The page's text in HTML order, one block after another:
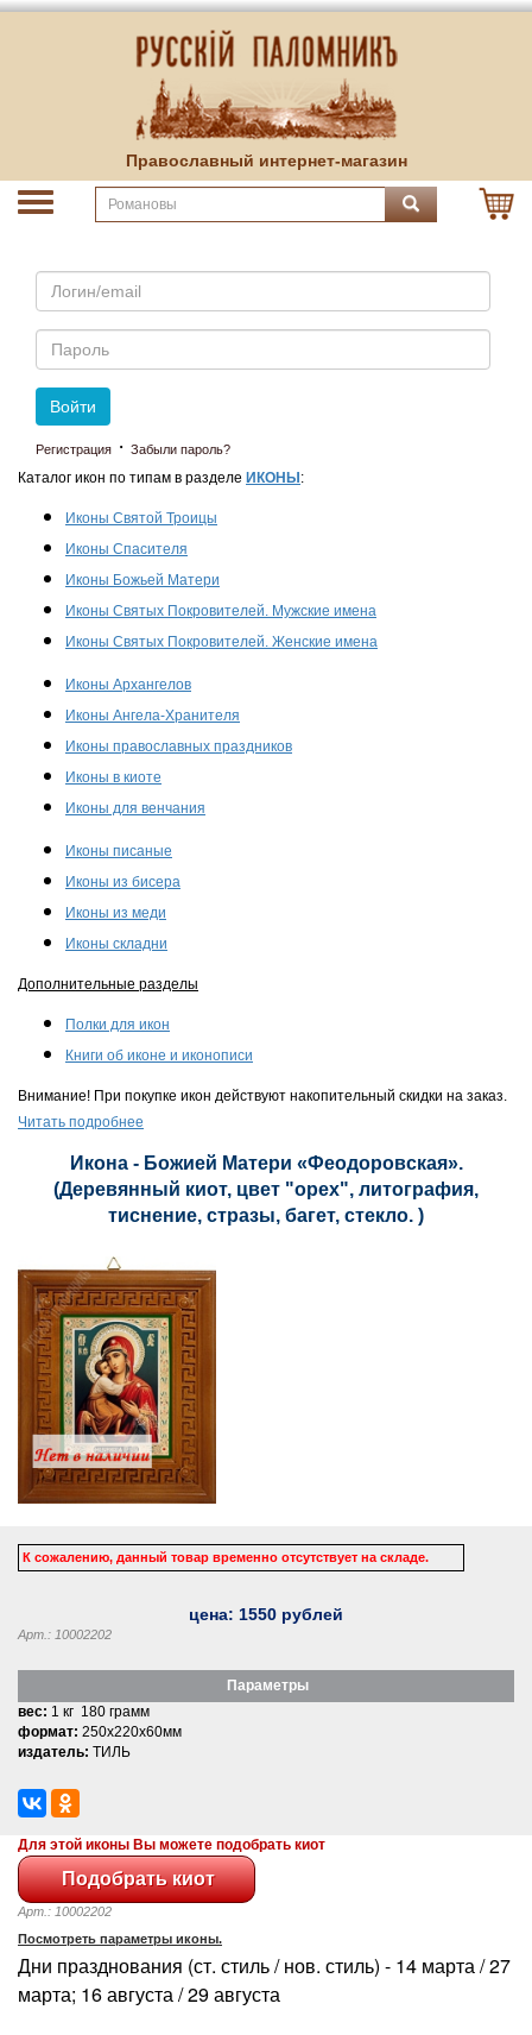
Православный интернет-магазин
Email
Пароль
Войти
Регистрация · Забыли пароль?
Каталог икон по типам в разделе ИКОНЫ :
Иконы Святой Троицы
Иконы Спасителя
Иконы Божьей Матери
Иконы Святых Покровителей. Мужские имена
Иконы Святых Покровителей. Женские имена
Иконы Архангелов
Иконы Ангела-Хранителя
Иконы православных праздников
Иконы в киоте
Иконы для венчания
Иконы писаные
Иконы из бисера
Иконы из меди
Иконы складни
Дополнительные разделы
Полки для икон
Книги об иконе и иконописи
Внимание! При покупке икон действуют накопительный скидки на заказ.
Читать подробнее
Икона - Божией Матери «Феодоровская».
(Деревянный киот, цвет "орех", литография,
тиснение, стразы, багет, стекло. )
К сожалению, данный товар временно отсутствует на складе.
цена: 1550 рублей
Арт.: 10002202
Параметры
вес: 1 кг 180 грамм
формат: 250x220x60мм
издатель: ТИЛЬ
Для этой иконы Вы можете подобрать киот
Арт.: 10002202
Посмотреть параметры иконы.
Дни празднования (ст. стиль / нов. стиль) - 14 марта / 27
марта; 16 августа / 29 августа